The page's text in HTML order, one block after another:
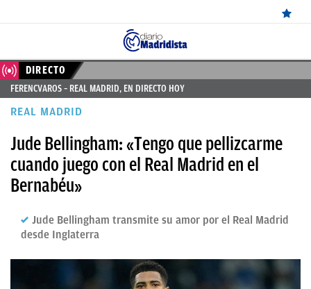
ÚLTIMAS
NOTICIAS
MADRID
BALONCESTO
FICHAJES
DIRECTO
FERENCVAROS – REAL MADRID, EN DIRECTO HOY
REAL MADRID
Jude Bellingham: «Tengo que pellizcarme
cuando juego con el Real Madrid en el
Bernabéu»
Jude Bellingham transmite su amor por el Real Madrid
desde Inglaterra